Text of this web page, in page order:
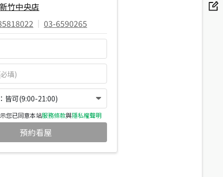
新竹中央店
| 03-6590265
皆可(9:00-21:00)
您已同意本站服務條款與隱私權聲明
預約看屋